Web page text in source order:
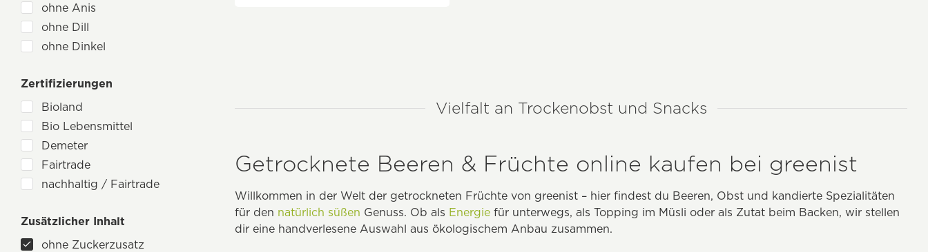
Share
Sonnentor
TS Import
Früchte
Goji
Hafer
Himbeere
Himbeeren
Johannisbeere
Kirsche
Mango
Maulbeere
Pflaume
Physalis
ohne Anis
ohne Dill
ohne Dinkel
ohne Erdnüsse
ohne Fenchel
ohne Fructose
ohne Gerste
ohne Glutamat
ohne Hafer
ohne Hefe
ohne Hühnchenfleisch
Zertifizierungen
Bioland
Bio Lebensmittel
Demeter
Fairtrade
nachhaltig / Fairtrade
Zusätzlicher Inhalt
ohne Zuckerzusatz
Vielfalt an Trockenobst und Snacks
Getrocknete Beeren & Früchte online kaufen bei greenist
Willkommen in der Welt der getrockneten Früchte von greenist – hier findest du Beeren, Obst und kandierte Spezialitäten
für den natürlich süßen Genuss. Ob als Energie für unterwegs, als Topping im Müsli oder als Zutat beim Backen, wir stellen
dir eine handverlesene Auswahl aus ökologischem Anbau zusammen.